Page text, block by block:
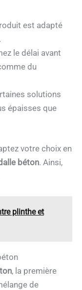
est adapté
le délai avant
du
solutions
épaisses que
votre choix en
béton. Ainsi,
plinthe et
, la première
de